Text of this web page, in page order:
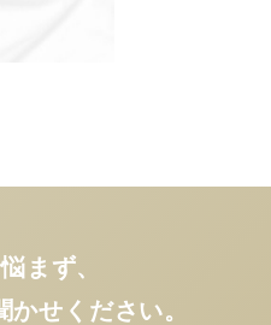
まず、
かせください。